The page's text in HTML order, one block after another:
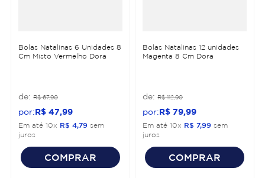
Bolas Natalinas 6 Unidades 8
Cm Misto Vermelho Dora
R$ 67,90
R$ 47 99
Em até 10x R$ 4,79 sem
juros
COMPRAR
Bolas Natalinas 12 unidades
Magenta 8 Cm Dora
R$ 112,90
R$ 79 99
Em até 10x R$ 7,99 sem
juros
COMPRAR